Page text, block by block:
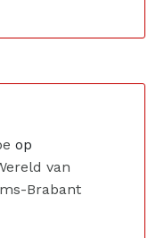
op
van
Brabant